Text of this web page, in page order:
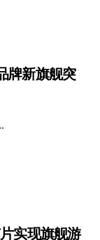
牌新旗舰突
实现旗舰游